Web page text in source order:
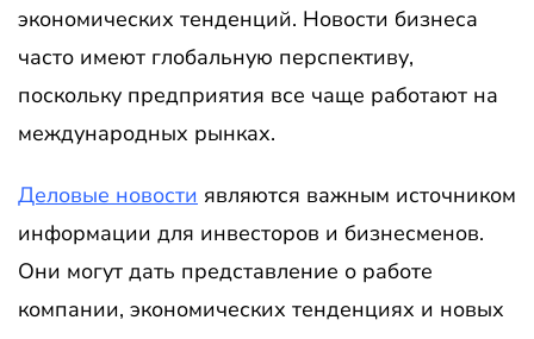
экономических тенденций. Новости бизнеса
часто имеют глобальную перспективу,
поскольку предприятия все чаще работают на
международных рынках.
Деловые новости являются важным источником
информации для инвесторов и бизнесменов.
Они могут дать представление о работе
компании, экономических тенденциях и новых